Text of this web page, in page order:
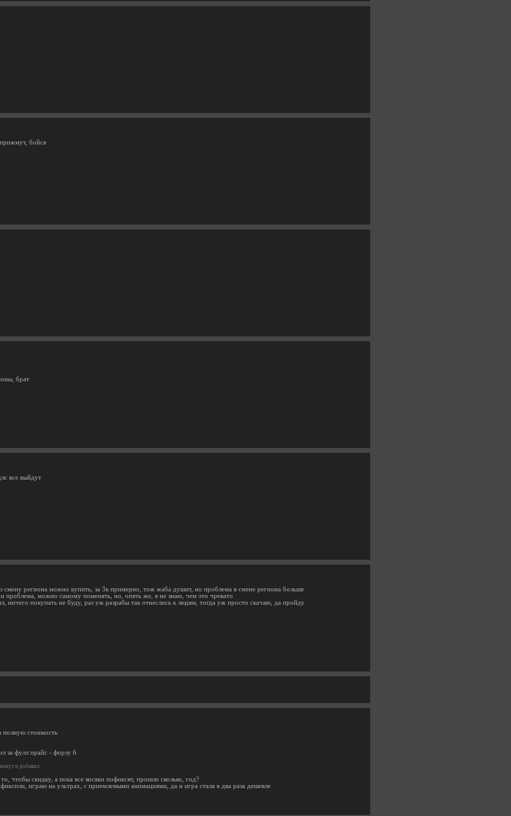
бойся
брат
все выйдут
смену региона можно купить, за 3к примерно, тож жаба душит, но проблема в смене региона больше
проблема, можно самому поменять, но, опять же, я не знаю, чем это чревато
ничего покупать не буду, раз уж разрабы так отнеслись к людям, тогда уж просто скачаю, да пройду
полную стоимость
за фулл прайс - форзу 6
и добавил:
чтобы скидку, а пока все косяки пофиксят, прошло сколько, год?
играю на ультрах, с приемлемыми анимациями, да и игра стала в два раза дешевле